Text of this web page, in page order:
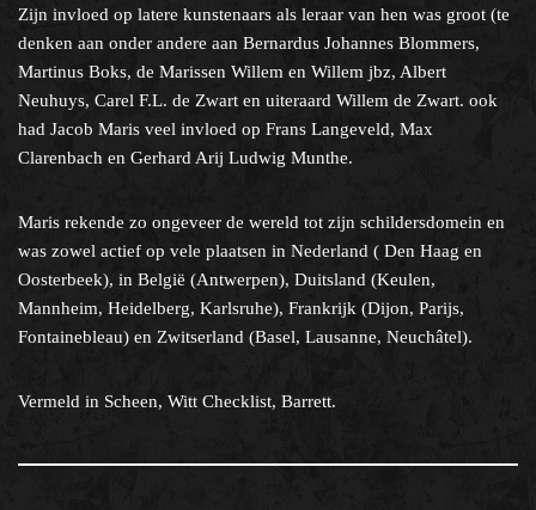
Zijn invloed op latere kunstenaars als leraar van hen was groot (te
denken aan onder andere aan Bernardus Johannes Blommers,
Martinus Boks, de Marissen Willem en Willem jbz, Albert
Neuhuys, Carel F.L. de Zwart en uiteraard Willem de Zwart. ook
had Jacob Maris veel invloed op Frans Langeveld, Max
Clarenbach en Gerhard Arij Ludwig Munthe.
Maris rekende zo ongeveer de wereld tot zijn schildersdomein en
was zowel actief op vele plaatsen in Nederland ( Den Haag en
Oosterbeek), in België (Antwerpen), Duitsland (Keulen,
Mannheim, Heidelberg, Karlsruhe), Frankrijk (Dijon, Parijs,
Fontainebleau) en Zwitserland (Basel, Lausanne, Neuchâtel).
Vermeld in Scheen, Witt Checklist, Barrett.